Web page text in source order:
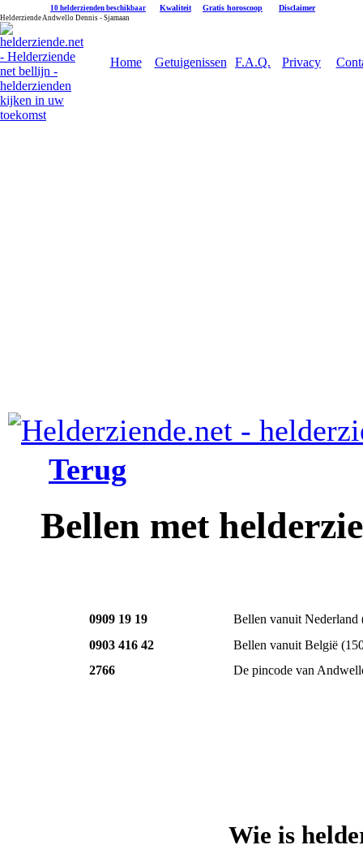
10 helderzienden beschikbaar Kwaliteit Gratis horoscoop Disclaimer
Helderziende Andwello Dennis - Sjamaan
Home Getuigenissen F.A.Q. Privacy
Terug
Bellen met
0909 19 19 Bellen vanuit Nederland
0903 416 42
Bellen vanuit België
2766
De pincode van
Wie is